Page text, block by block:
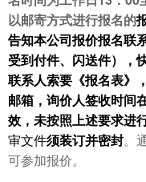
以邮寄方式进行报名的
告知本公司报价报名联
受到付件、闪送件），
联系人索要《报名表》
邮箱，询价人签收时间
效，未按照上述要求进
审文件须装订并密封。
可参加报价。